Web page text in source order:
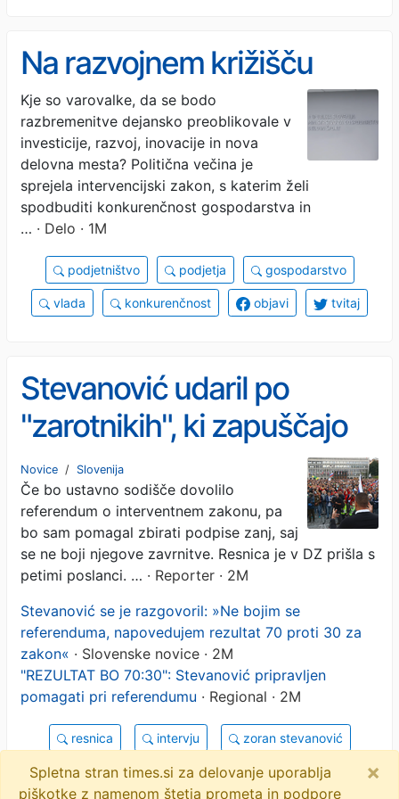
Na razvojnem križišču
Kje so varovalke, da se bodo
razbremenitve dejansko preoblikovale v
investicije, razvoj, inovacije in nova
delovna mesta? Politična večina je
sprejela intervencijski zakon, s katerim želi
spodbuditi konkurenčnost gospodarstva in
… · Delo · 1M
podjetništvo podjetja gospodarstvo
vlada konkurenčnost objavi tvitaj
Stevanović udaril po
"zarotnikih", ki zapuščajo
Resnico
Novice / Slovenija
Če bo ustavno sodišče dovolilo
referendum o interventnem zakonu, pa
bo sam pomagal zbirati podpise zanj, saj
se ne boji njegove zavrnitve. Resnica je v DZ prišla s
petimi poslanci. … · Reporter · 2M
Stevanović se je razgovoril: »Ne bojim se
referenduma, napovedujem rezultat 70 proti 30 za
zakon« · Slovenske novice · 2M
"REZULTAT BO 70:30": Stevanović pripravljen
pomagati pri referendumu · Regional · 2M
resnica intervju zoran stevanović
objavi tvitaj
Spletna stran times.si za delovanje uporablja
piškotke z namenom štetja prometa in podpore
×